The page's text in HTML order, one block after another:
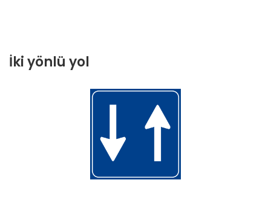
İki yönlü yol